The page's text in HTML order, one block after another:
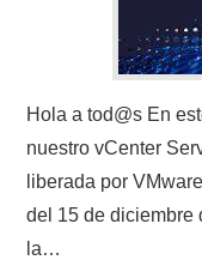
Hola a tod@s En
nuestro vCenter
liberada por
del 15 de diciembre
la…